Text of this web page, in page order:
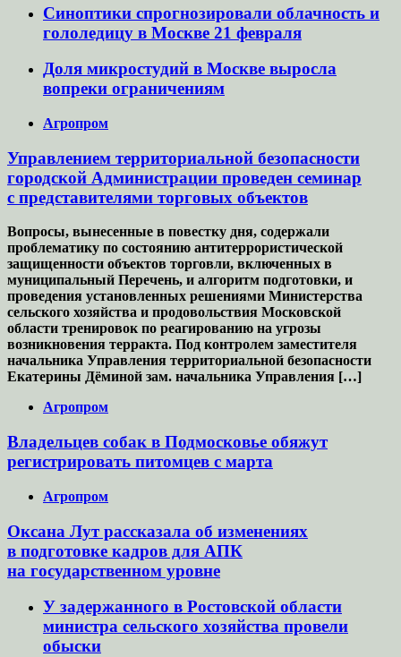
Синоптики спрогнозировали облачность и
гололедицу в Москве 21 февраля
Доля микростудий в Москве выросла
вопреки ограничениям
Агропром
Управлением территориальной безопасности
городской Администрации проведен семинар
с представителями торговых объектов
Вопросы, вынесенные в повестку дня, содержали
проблематику по состоянию антитеррористической
защищенности объектов торговли, включенных в
муниципальный Перечень, и алгоритм подготовки, и
проведения установленных решениями Министерства
сельского хозяйства и продовольствия Московской
области тренировок по реагированию на угрозы
возникновения терракта. Под контролем заместителя
начальника Управления территориальной безопасности
Екатерины Дёминой зам. начальника Управления […]
Агропром
Владельцев собак в Подмосковье обяжут
регистрировать питомцев с марта
Агропром
Оксана Лут рассказала об изменениях
в подготовке кадров для АПК
на государственном уровне
У задержанного в Ростовской области
министра сельского хозяйства провели
обыски